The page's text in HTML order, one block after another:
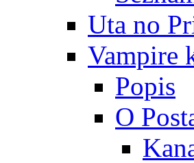
Uta no
Vampire
Popis
O